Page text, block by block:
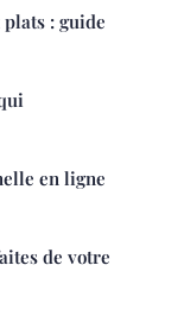
: guide
en ligne
de votre